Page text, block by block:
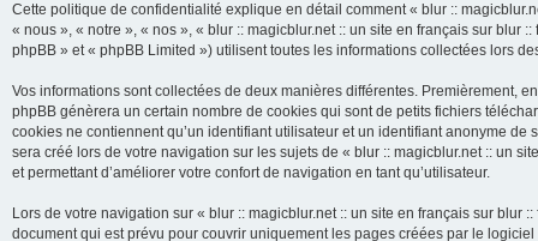
Cette politique de confidentialité explique en détail comment « blur ::
« nous », « notre », « nos », « blur :: magicblur.net :: un site en français sur blur
phpBB » et « phpBB Limited ») utilisent toutes les informations collectées lors
Vos informations sont collectées de deux manières différentes. Premièrement,
phpBB génèrera un certain nombre de cookies qui sont de petits fichiers
cookies ne contiennent qu’un identifiant utilisateur et un identifiant anonyme
sera créé lors de votre navigation sur les sujets de « blur :: magicblur.net :: un
et permettant d’améliorer votre confort de navigation en tant qu’utilisateur.
Lors de votre navigation sur « blur :: magicblur.net :: un site en français sur
document qui est prévu pour couvrir uniquement les pages créées par le